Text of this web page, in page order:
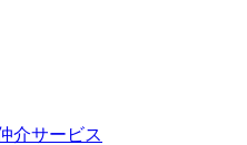
介サービス